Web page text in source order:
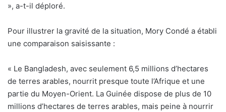
», a-t-il déploré.
Pour illustrer la gravité de la situation, Mory Condé a établi
une comparaison saisissante :
« Le Bangladesh, avec seulement 6,5 millions d’hectares
de terres arables, nourrit presque toute l’Afrique et une
partie du Moyen-Orient. La Guinée dispose de plus de 10
millions d’hectares de terres arables, mais peine à nourrir